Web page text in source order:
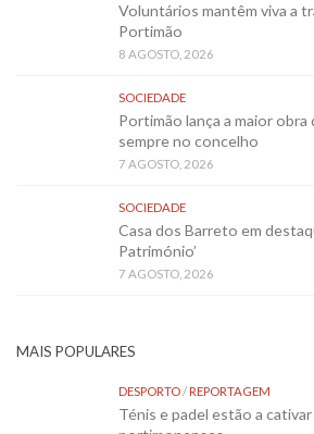
Voluntários mantêm viva a
Portimão
8 AGOSTO, 2026
SOCIEDADE
Portimão lança a maior
sempre no concelho
7 AGOSTO, 2026
SOCIEDADE
Casa dos Barreto em
Património’
7 AGOSTO, 2026
MAIS POPULARES
DESPORTO/REPORTAGEM
Ténis e padel estão a